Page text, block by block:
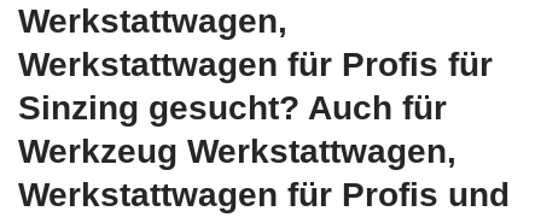
Werkstattwagen,
Werkstattwagen für Profis für
Sinzing gesucht? Auch für
Werkzeug Werkstattwagen,
Werkstattwagen für Profis und